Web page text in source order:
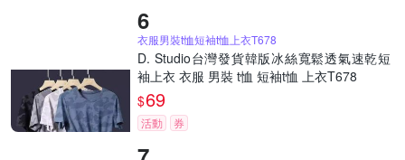
衣服男裝t恤短袖t恤上衣T678
D. Studio台灣發貨韓版冰絲寬鬆透氣速乾短
袖上衣 衣服 男裝 t恤 短袖t恤 上衣T678
$69
活動 券